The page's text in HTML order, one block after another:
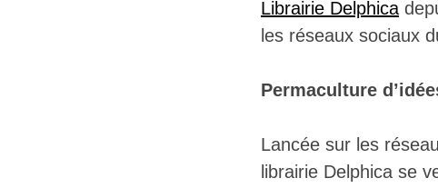
Librairie Delphica
les réseaux sociaux
Permaculture
Lancée sur les
librairie Delphica se